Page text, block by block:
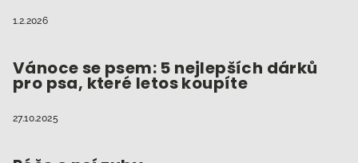
1.2.2026
Vánoce se psem: 5 nejlepších dárků
pro psa, které letos koupíte
27.10.2025